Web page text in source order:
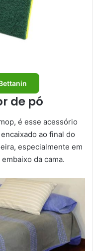
de pó
é esse acessório
ao final do
especialmente em
da cama.